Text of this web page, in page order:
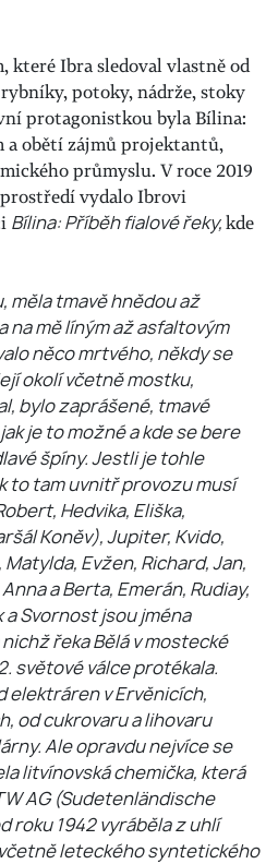
které Ibra sledoval vlastně od
potoky, nádrže, stoky
protagonistkou byla Bílina:
a obětí zájmů projektantů,
průmyslu. V roce 2019
vydalo Ibrovi
Bílina: Příběh fialové řeky,kde
měla tmavě hnědou až
na mě líným až asfaltovým
něco mrtvého, někdy se
okolí včetně mostku,
bylo zaprášené, tmavé
je to možné a kde se bere
špíny. Jestli je tohle
to tam uvnitř provozu musí
Hedvika, Eliška,
Koněv), Jupiter, Kvido,
Evžen, Richard, Jan,
a Berta, Emerán, Rudiay,
a Svornost jsou jména
řeka Bělá v mostecké
světové válce protékala.
elektráren v Ervěnicích,
od cukrovaru a lihovaru
Ale opravdu nejvíce se
litvínovská chemička, která
AG (Sudetenländische
roku 1942 vyráběla z uhlí
leteckého syntetického